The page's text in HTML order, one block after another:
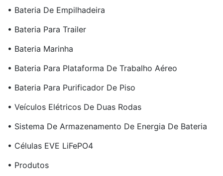
• Bateria De Empilhadeira
• Bateria Para Trailer
• Bateria Marinha
• Bateria Para Plataforma De Trabalho Aéreo
• Bateria Para Purificador De Piso
• Veículos Elétricos De Duas Rodas
• Sistema De Armazenamento De Energia De Bateria
• Células EVE LiFePO4
• Produtos